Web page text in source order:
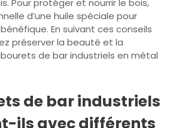
Pour protéger et nourrir le bois,
d’une huile spéciale pour
En suivant ces conseils
préserver la beauté et la
de bar industriels en métal
de bar industriels
ils avec différents